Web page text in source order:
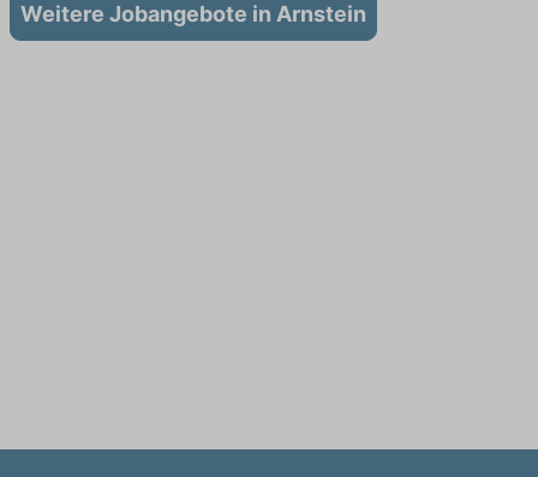
Weitere Jobangebote in Arnstein